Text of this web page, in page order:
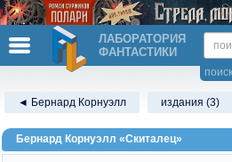
ЛАБОРАТОРИЯ
ФАНТАСТИКИ
◄ Бернард Корнуэлл издания (3)
Бернард Корнуэлл «Скиталец»